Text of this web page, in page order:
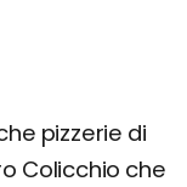
pizzerie di
Colicchio che